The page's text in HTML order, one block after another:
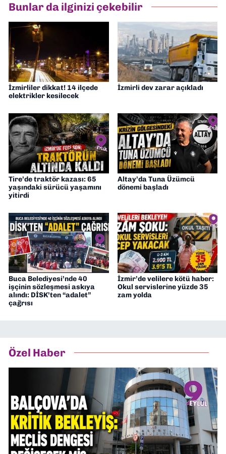
Bunlar da ilginizi çekebilir
İzmirliler dikkat! 14 ilçede
elektrikler kesilecek
İzmirli dev zarar açıkladı
Tire’de traktör kazası: 65
yaşındaki sürücü yaşamını
yitirdi
Altay’da Tuna Üzümcü
dönemi başladı
Buca Belediyesi’nde 40
işçinin sözleşmesi askıya
alındı: DİSK’ten “adalet”
çağrısı
İzmir’de velilere kötü haber:
Okul servislerine yüzde 35
zam yolda
Özel Haber